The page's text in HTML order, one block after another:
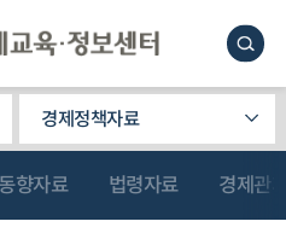
경제정책자료
동향자료 법령자료 경제관